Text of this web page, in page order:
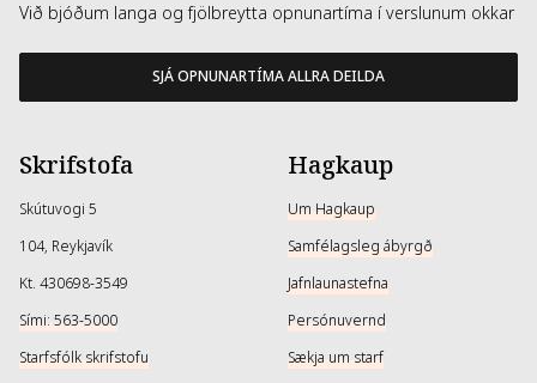
Við bjóðum langa og fjölbreytta opnunartíma í verslunum okkar
SJÁ OPNUNARTÍMA ALLRA DEILDA
Skrifstofa
Skútuvogi 5
104, Reykjavík
Kt. 430698-3549
Sími: 563-5000
Starfsfólk skrifstofu
Hagkaup
Um Hagkaup
Samfélagsleg ábyrgð
Jafnlaunastefna
Persónuvernd
Sækja um starf